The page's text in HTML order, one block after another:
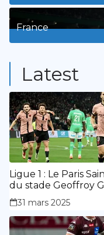
France
Latest
Ligue 1 : Le Paris
du stade Geoffroy
doublé de Doué.
31 mars 2025